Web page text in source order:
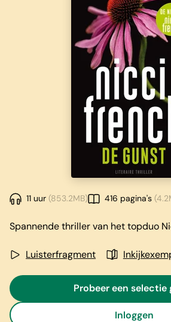
11 uur (853.2MB) 416 pagina's
Spannende thriller van het topduo
Luisterfragment
Probeer een selectie
Inloggen